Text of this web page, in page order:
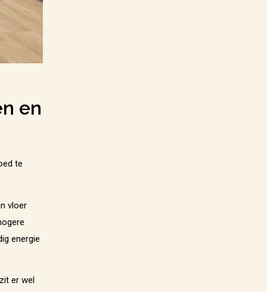
en
te
vloer
energie
er wel